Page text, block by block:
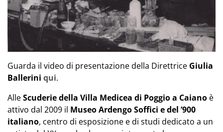
Guarda il video di presentazione della Direttrice Giulia
Ballerini qui.
AlleScuderie della Villa Medicea di Poggio a Caiano è
attivo dal 2009 il Museo Ardengo Soffici e del ’900
italiano, centro di esposizione e di studi dedicato a un